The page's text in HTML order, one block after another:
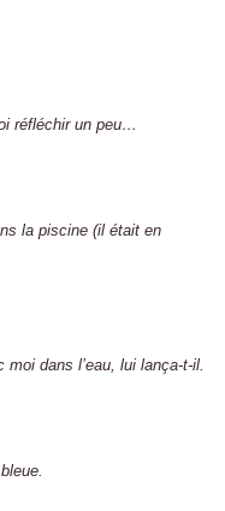
réfléchir un peu…
la piscine (il était en
dans l’eau, lui lança-t-il.